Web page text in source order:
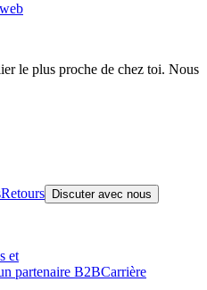
le plus proche de chez toi. Nous
Retours Discuter avec nous
et
partenaire B2BCarrière